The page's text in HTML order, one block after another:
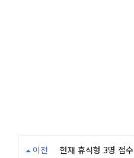
이전 현재 휴식형 3명 접수